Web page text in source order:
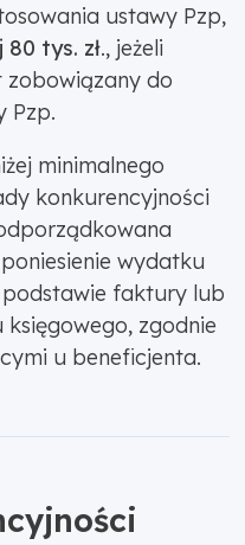
ustawy Pzp,
tys. zł., jeżeli
zobowiązany do
Pzp.
minimalnego
konkurencyjności
wydatku
podstawie faktury lub
zgodnie
u beneficjenta.